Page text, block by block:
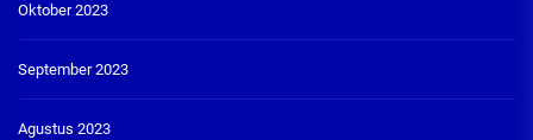
Oktober 2023
September 2023
Agustus 2023